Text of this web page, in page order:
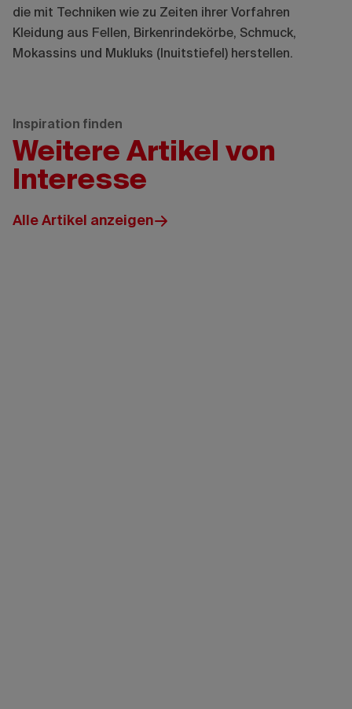
die mit Techniken wie zu Zeiten ihrer Vorfahren
Kleidung aus Fellen, Birkenrindekörbe, Schmuck,
Mokassins und Mukluks (Inuitstiefel) herstellen.
Inspiration finden
Weitere Artikel von
Interesse
Alle Artikel anzeigen